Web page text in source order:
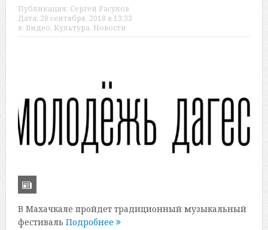
Публикация: Сергей Расулов
Дата: 20 сентября, 2018 в 13:33
в: Видео, Культура, Новости
В Махачкале пройдет традиционный музыкальный
фестиваль Подробнее